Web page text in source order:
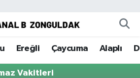
Ereğli Çaycuma Alaplı
Vakitleri
Eczaneler
Durumu